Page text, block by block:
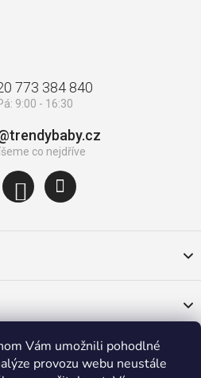
Vám umožnili pohodlné
provozu webu neustále
trendybaby.cz
773 384 840